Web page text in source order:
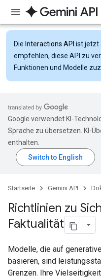
Die Interactions API ist jetzt
empfehlen, diese API zu
Funktionen und Modelle
Google verwendet KI-
Sprache zu übersetzen. KI-
enthalten.
Startseite Gemini API
Richtlinien zu
Faktualität
Modelle, die auf
basieren, sind
Grenzen. Ihre